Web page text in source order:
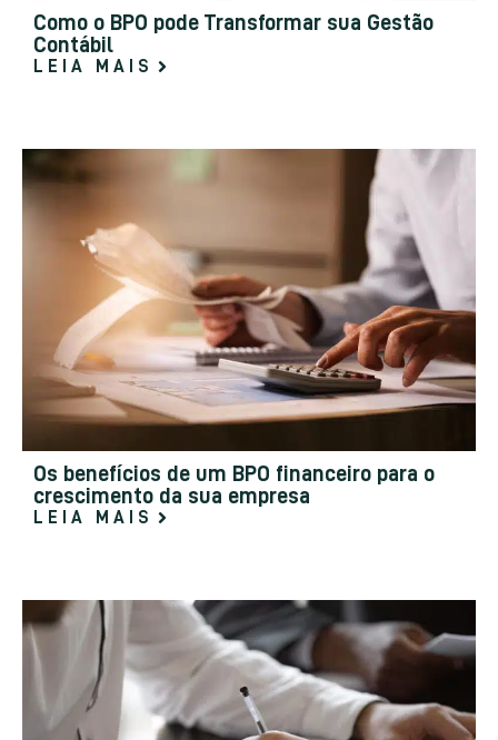
Como o BPO pode Transformar sua Gestão
Contábil
LEIA MAIS
Os benefícios de um BPO financeiro para o
crescimento da sua empresa
LEIA MAIS